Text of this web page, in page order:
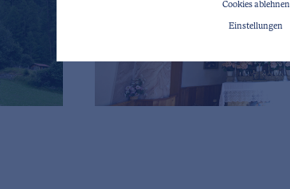
Cookies ablehnen
Einstellungen